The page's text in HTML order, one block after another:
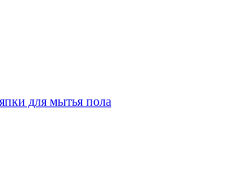
для мытья пола